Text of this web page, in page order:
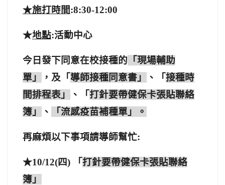
★施打時間:8:30-12:00
★地點:活動中心
今日發下同意在校接種的 「現場輔助
單」
，及「 導師接種同意書」 、「接種時
間排程表」
、「打針要帶健保卡張貼聯絡
簿」
、 「流感疫苗補種單」。
再麻煩以下事項請導師幫忙:
★10/12(四) 「打針要帶健保卡張貼聯絡
簿」